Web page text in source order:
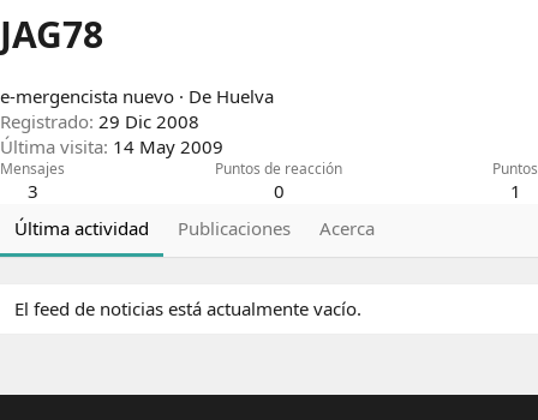
JAG78
e-mergencista nuevo · De Huelva
Registrado 29 Dic 2008
Última visita 14 May 2009
Mensajes
3
Puntos de reacción
0
Puntos
1
Última actividad
Publicaciones Acerca
El feed de noticias está actualmente vacío.